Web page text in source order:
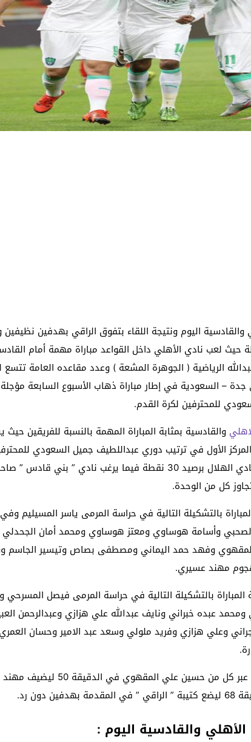
والقادسية اليوم ونتيجة اللقاء بتفوق الراقي بهدفين
حيث لعب نادي الأهلي داخل القواعد مباراة مهمة أمام
– السعودية في إطار مباراة ذهاب الأسبوع السابعة
للمحترفين لكرة القدم.
والقادسية بمثابة المباراة المهمة بالنسبة للفريقين
الأول في ترتيب دوري عبداللطيف جميل السعودي
الصدارة مع شريكه نادي الهلال برصيد 30 نقطة فيما يرغب نادي ” بني
بالتشكيلة التالية في حراسة المرمى ياسر المسيليم
الصحبي وأسامة هوساوي ومعتز هوساوي ومحمد أمان
وفهد حمد اليماني ومصطفى بصاص وتيسير الجاسم
مهند عسيري.
بالتشكيلة التالية في حراسة المرمى فيصل المسرحي
عبده خبراني ونايف عبدالله علي هزازي وعبدالرحمن
وعلي هزازي وفريد ملولي وسعد عبد الامير وحسان
وجاءت أهداف اللقاء عبر كل من حسين علي المقهوي
دون رد.
والقادسية اليوم :